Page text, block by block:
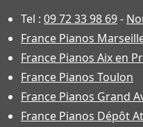
Tel : 09 72 33 98 69-
France Pianos
France Pianos Aix en
France Pianos Toulon
France Pianos Grand
France Pianos Dépôt